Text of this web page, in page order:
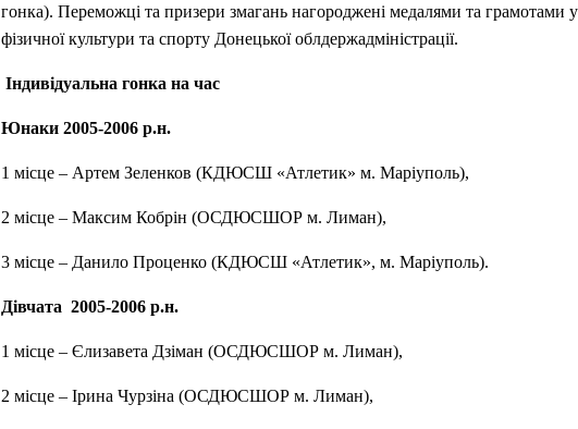
гонка). Переможці та призери змагань нагороджені медалями та грамотами
фізичної культури та спорту Донецької облдержадміністрації.
Індивідуальна гонка на час
Юнаки 2005-2006 р.н.
1 місце – Артем Зеленков (КДЮСШ «Атлетик» м. Маріуполь),
2 місце – Максим Кобрін (ОСДЮСШОР м. Лиман),
3 місце – Данило Проценко (КДЮСШ «Атлетик», м. Маріуполь).
Дівчата 2005-2006 р.н.
1 місце – Єлизавета Дзіман (ОСДЮСШОР м. Лиман),
2 місце – Ірина Чурзіна (ОСДЮСШОР м. Лиман),